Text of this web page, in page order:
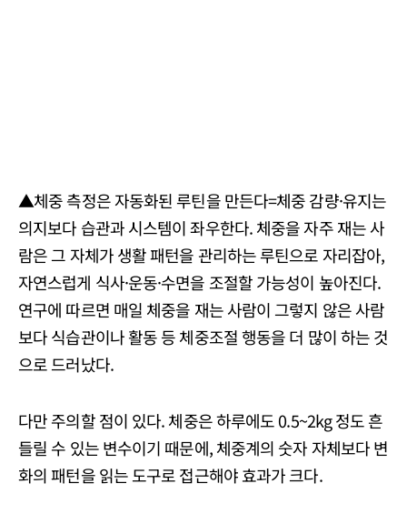
▲체중 측정은 자동화된 루틴을 만든다=체중 감량·유지는
의지보다 습관과 시스템이 좌우한다. 체중을 자주 재는 사
람은 그 자체가 생활 패턴을 관리하는 루틴으로 자리잡아,
자연스럽게 식사·운동·수면을 조절할 가능성이 높아진다.
연구에 따르면 매일 체중을 재는 사람이 그렇지 않은 사람
보다 식습관이나 활동 등 체중조절 행동을 더 많이 하는 것
으로 드러났다.
다만 주의할 점이 있다. 체중은 하루에도 0.5~2kg 정도 흔
들릴 수 있는 변수이기 때문에, 체중계의 숫자 자체보다 변
화의 패턴을 읽는 도구로 접근해야 효과가 크다.